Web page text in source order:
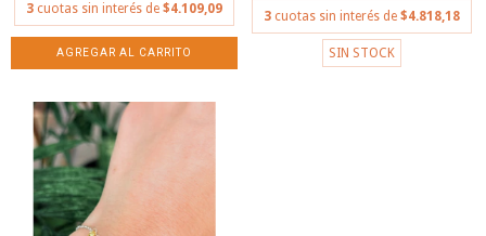
3 cuotas sin interés de $4.109,09 3 cuotas sin interés de $4.818,18
SIN STOCK